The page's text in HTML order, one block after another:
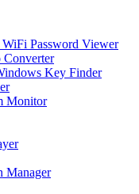
WiFi Password Viewer
Converter
Key Finder
Monitor
Manager